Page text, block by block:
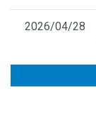
2026/04/28